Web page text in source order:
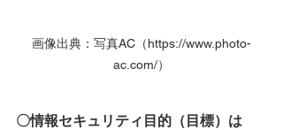
画像出典：写真AC（https://www.photo-
ac.com/）
〇情報セキュリティ目的（目標）は